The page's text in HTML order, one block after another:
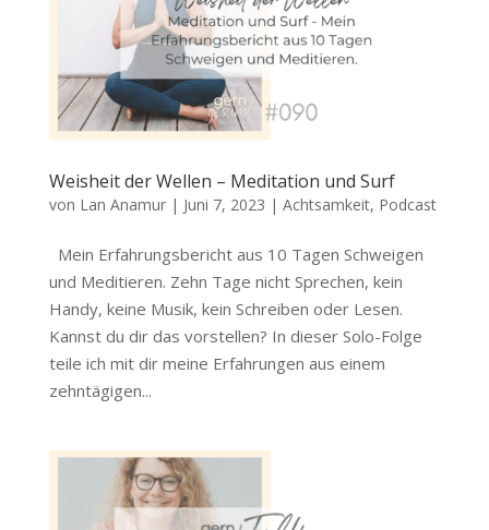
Weisheit der Wellen – Meditation und Surf
von Lan Anamur| Juni 7, 2023 | Achtsamkeit, Podcast
Mein Erfahrungsbericht aus 10 Tagen Schweigen
und Meditieren. Zehn Tage nicht Sprechen, kein
Handy, keine Musik, kein Schreiben oder Lesen.
Kannst du dir das vorstellen? In dieser Solo-Folge
teile ich mit dir meine Erfahrungen aus einem
zehntägigen...